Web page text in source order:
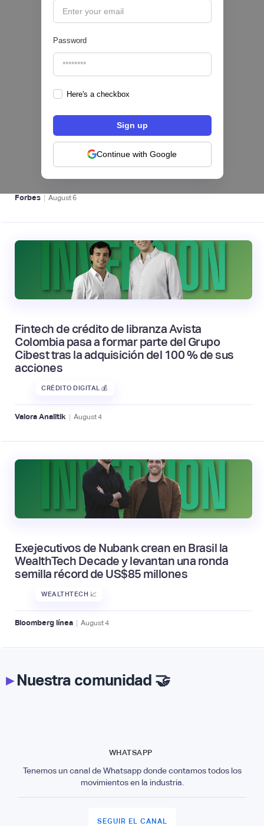
Password
Here's a checkbox
Continue with Google
hiSofi, Fintech de gestión de cobranzas,
levanta US$1 millón para instalar un hub
regional en Uruguay
BFM 👔
Forbes | August6
Fintech de crédito de libranza Avista
Colombia pasa a formar parte del Grupo
Cibest tras la adquisición del 100 % de sus
acciones
CRÉDITO DIGITAL 💰
Valora Analitik | August4
Exejecutivos de Nubank crean en Brasil la
WealthTech Decade y levantan una ronda
semilla récord de US$85 millones
WEALTHTECH 📈
Bloomberg línea | August4
▸Nuestra comunidad 🤝
WHATSAPP
Tenemos un canal de Whatsapp donde contamos todos los
movimientos en la industria.
SEGUIR EL CANAL